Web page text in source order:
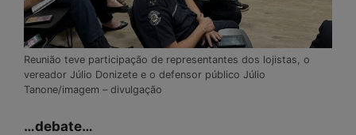
Reunião teve participação de representantes dos lojistas, o
vereador Júlio Donizete e o defensor público Júlio
Tanone/imagem – divulgação
…debate…